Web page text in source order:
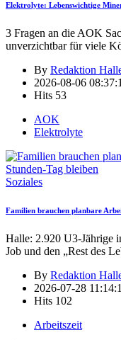
Elektrolyte: Lebenswichtige
3 Fragen an die AOK
unverzichtbar für viele
By Redaktion
2026-08-06
Hits 53
AOK
Elektrolyte
Soziales
Familien brauchen planbare
Halle: 2.920 U3-Jährige
Job und den „Rest des
By Redaktion
2026-07-28
Hits 102
Arbeitszeit